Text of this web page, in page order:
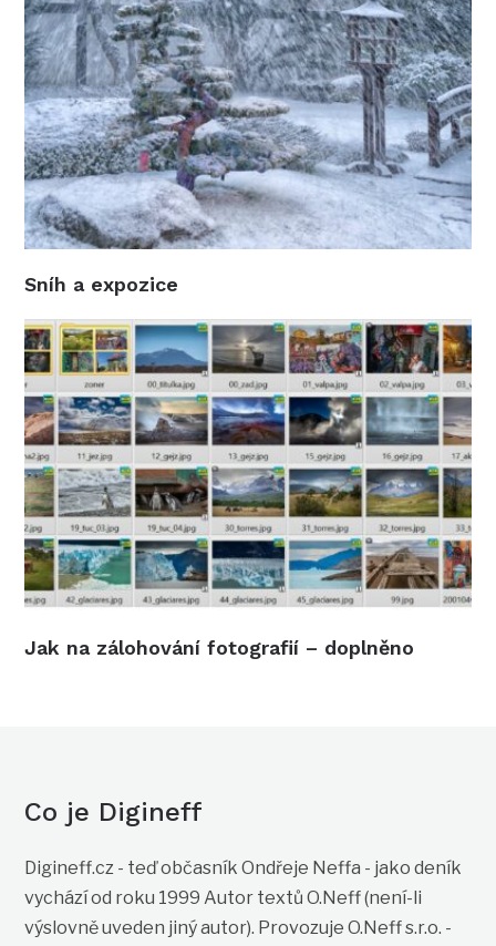
Sníh a expozice
Jak na zálohování fotografií – doplněno
Co je Digineff
Digineff.cz - teď občasník Ondřeje Neffa - jako deník
vychází od roku 1999 Autor textů O.Neff (není-li
výslovně uveden jiný autor). Provozuje O.Neff s.r.o. -